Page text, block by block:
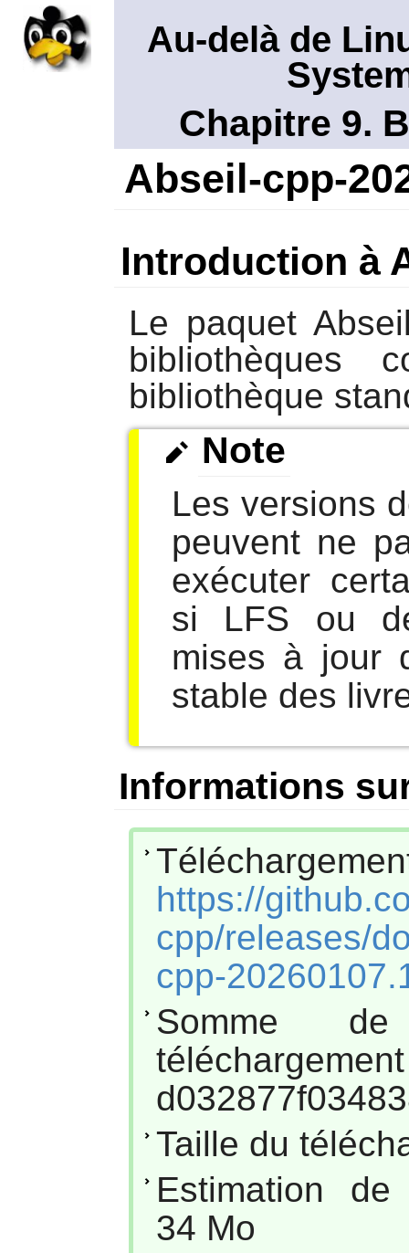
Au-delà de
Chapitre 9.
Abseil-cpp-
Introduction à
Le paquet
bibliothèques
bibliothèque
Note
Les versions
peuvent ne
exécuter
si LFS ou
mises à jour
stable des
Informations
https://
cpp/releases/
cpp-
Somme
Taille du
Estimation
34 Mo